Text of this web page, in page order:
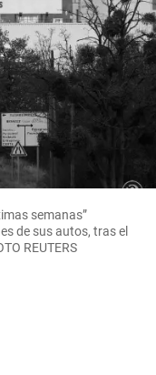
semanas”
de sus autos, tras el
REUTERS